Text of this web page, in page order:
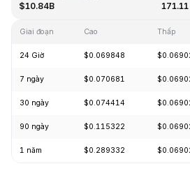
$10.84B 171.11
Giai đoạn Cao Thấp
24 Giờ $0.069848
7 ngày $0.070681
30 ngày $0.074414
90 ngày $0.115322
1 năm $0.289332